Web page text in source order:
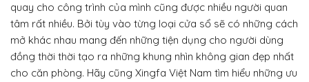
quay cho công trình của mình cũng được nhiều người quan
tâm rất nhiều. Bởi tùy vào từng loại cửa sổ sẽ có những cách
mở khác nhau mang đến những tiện dụng cho người dùng
đồng thời thời tạo ra những khung nhìn không gian đẹp nhất
cho căn phòng. Hãy cũng Xingfa Việt Nam tìm hiểu những ưu